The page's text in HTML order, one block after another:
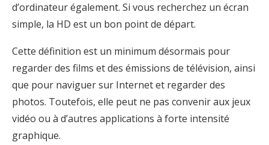
d’ordinateur également. Si vous recherchez un écran
simple, la HD est un bon point de départ.
Cette définition est un minimum désormais pour
regarder des films et des émissions de télévision, ainsi
que pour naviguer sur Internet et regarder des
photos. Toutefois, elle peut ne pas convenir aux jeux
vidéo ou à d’autres applications à forte intensité
graphique.